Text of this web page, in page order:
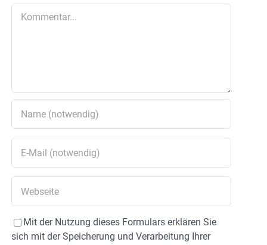
Mit der Nutzung dieses Formulars erklären Sie
sich mit der Speicherung und Verarbeitung Ihrer